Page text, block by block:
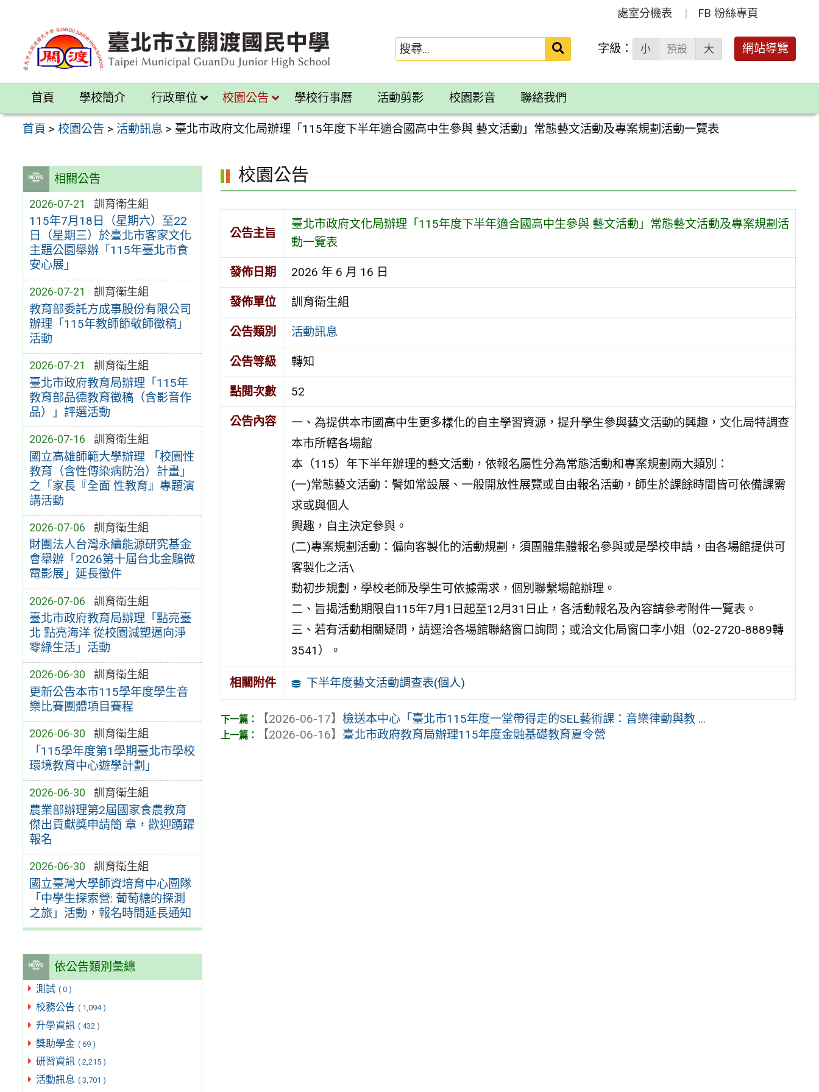
內
區
處室分機表 FB 粉絲專頁
送出 字級： 小 預設 大 網站導覽
首頁 學校簡介 行政單位 校園公告 學校行事曆 活動剪影 校園影音 聯絡我們
首頁 >校園公告 > 活動訊息 > 臺北市政府文化局辦理「115年度下半年適合國高中生參與 藝文活動」常態藝文活動及專案規劃活動一覽表
相關公告
2026-07-21 訓育衛生組
115年7月18日（星期六）至22
日（星期三）於臺北市客家文化
主題公園舉辦「115年臺北市食
安心展」
2026-07-21 訓育衛生組
教育部委託方成事股份有限公司
辦理「115年教師節敬師徵稿」
活動
2026-07-21 訓育衛生組
臺北市政府教育局辦理「115年
教育部品德教育徵稿（含影音作
品）」評選活動
2026-07-16 訓育衛生組
國立高雄師範大學辦理 「校園性
教育（含性傳染病防治）計畫」
之「家長『全面 性教育』專題演
講活動
2026-07-06 訓育衛生組
財團法人台灣永續能源研究基金
會舉辦「2026第十屆台北金鵰微
電影展」延長徵件
2026-07-06 訓育衛生組
臺北市政府教育局辦理「點亮臺
北 點亮海洋 從校園減塑邁向淨
零綠生活」活動
2026-06-30 訓育衛生組
更新公告本市115學年度學生音
樂比賽團體項目賽程
2026-06-30 訓育衛生組
「115學年度第1學期臺北市學校
環境教育中心遊學計劃」
2026-06-30 訓育衛生組
農業部辦理第2屆國家食農教育
傑出貢獻獎申請簡 章，歡迎踴躍
報名
2026-06-30 訓育衛生組
國立臺灣大學師資培育中心團隊
「中學生探索營: 葡萄糖的探測
之旅」活動，報名時間延長通知
依公告類別彙總
測試 ( 0 )
校務公告 ( 1,094 )
升學資訊 ( 432 )
獎助學金 ( 69 )
研習資訊 ( 2,215 )
活動訊息 ( 3,701 )
校園公告
公告主旨
臺北市政府文化局辦理「115年度下半年適合國高中生參與 藝文活動」常態藝文活動及專案規劃活
動一覽表
發佈日期 2026 年 6 月 16 日
發佈單位 訓育衛生組
公告類別 活動訊息
公告等級 轉知
點閱次數 52
公告內容
一、為提供本市國高中生更多樣化的自主學習資源，提升學生參與藝文活動的興趣，文化局特調查
本市所轄各場館
本（115）年下半年辦理的藝文活動，依報名屬性分為常態活動和專案規劃兩大類別：
(一)常態藝文活動：譬如常設展、一般開放性展覽或自由報名活動，師生於課餘時間皆可依備課需
求或與個人
興趣，自主決定參與。
(二)專案規劃活動：偏向客製化的活動規劃，須團體集體報名參與或是學校申請，由各場館提供可
客製化之活\
動初步規劃，學校老師及學生可依據需求，個別聯繫場館辦理。
二、旨揭活動期限自115年7月1日起至12月31日止，各活動報名及內容請參考附件一覽表。
三、若有活動相關疑問，請逕洽各場館聯絡窗口詢問；或洽文化局窗口李小姐（02-2720-8889轉
3541）。
相關附件 下半年度藝文活動調查表(個人)
【2026-06-17】檢送本中心「臺北市115年度一堂帶得走的SEL藝術課：音樂律動與教 ...
【2026-06-16】 臺北市政府教育局辦理115年度金融基礎教育夏令營